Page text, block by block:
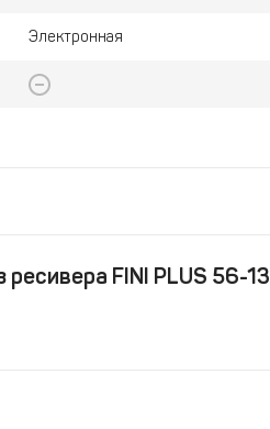
Электронная
FINI PLUS 56-13